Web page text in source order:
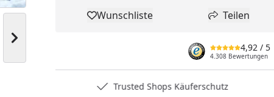
Nächstes Bild anzeigen
Produkt zur Wunschliste
Wunschliste Teilen
Teilen
4,92 / 5
4.308 Bewertungen
Trusted Shops Käuferschutz